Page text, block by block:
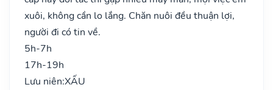
xuôi, không cần lo lắng. Chăn nuôi đều thuận lợi,
người đi có tin về.
5h-7h
17h-19h
Lưu niên:XẤU